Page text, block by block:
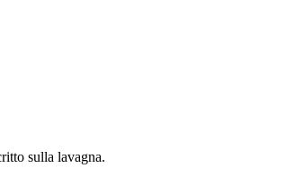
sulla lavagna.